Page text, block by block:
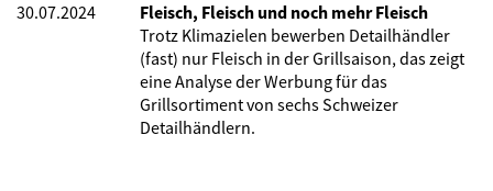
30.07.2024
Fleisch, Fleisch und noch mehr Fleisch
Trotz Klimazielen bewerben Detailhändler
(fast) nur Fleisch in der Grillsaison, das zeigt
eine Analyse der Werbung für das
Grillsortiment von sechs Schweizer
Detailhändlern.